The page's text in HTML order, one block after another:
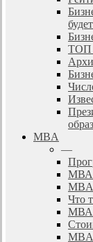
ТОП
MBA
—
МВА
MBA
Что
МВА